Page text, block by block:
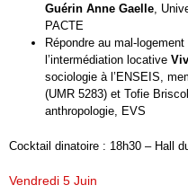
Guérin Anne Gaelle ,
PACTE
Répondre au mal-
l’intermédiation locative
sociologie à l’ENSEIS,
(UMR 5283) et Tofie
anthropologie, EVS
Cocktail dinatoire : 18h30 – Hall
Vendredi 5 Juin